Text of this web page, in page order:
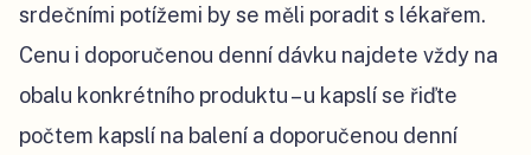
srdečními potížemi by se měli poradit s lékařem.
Cenu i doporučenou denní dávku najdete vždy na
obalu konkrétního produktu – u kapslí se řiďte
počtem kapslí na balení a doporučenou denní